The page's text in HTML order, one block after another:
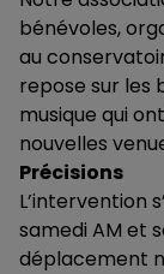
bénévoles,
au
repose sur les
musique qui
nouvelles
Précisions
L’intervention
samedi AM et
déplacement